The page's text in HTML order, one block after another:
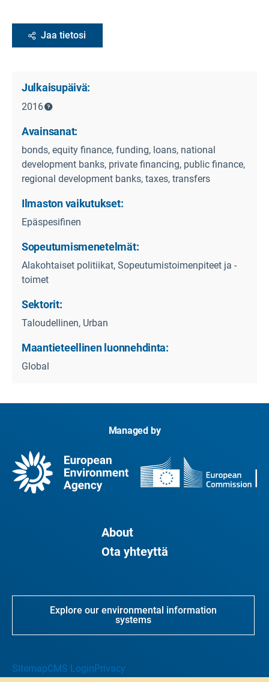
Jaa tietosi
Julkaisupäivä:
2016
Avainsanat:
bonds, equity finance, funding, loans, national
development banks, private financing, public finance,
regional development banks, taxes, transfers
Ilmaston vaikutukset:
Epäspesifinen
Sopeutumismenetelmät:
Alakohtaiset politiikat, Sopeutumistoimenpiteet ja -
toimet
Sektorit:
Taloudellinen, Urban
Maantieteellinen luonnehdinta:
Global
Managed by
About
Ota yhteyttä
Explore our environmental information
systems
SitemapCMS LoginPrivacy